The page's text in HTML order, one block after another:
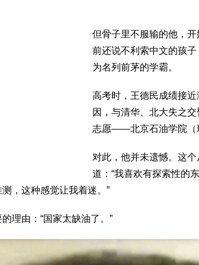
但骨子里不服输的他，
前还说不利索中文的孩
为名列前茅的学霸。
高考时，王德民成绩接
因，与清华、北大失之
志愿——北京石油学院（
对此，他并未遗憾。这
道：“我喜欢有探索性的
，这种感觉让我着迷。”
理由：“国家太缺油了。”